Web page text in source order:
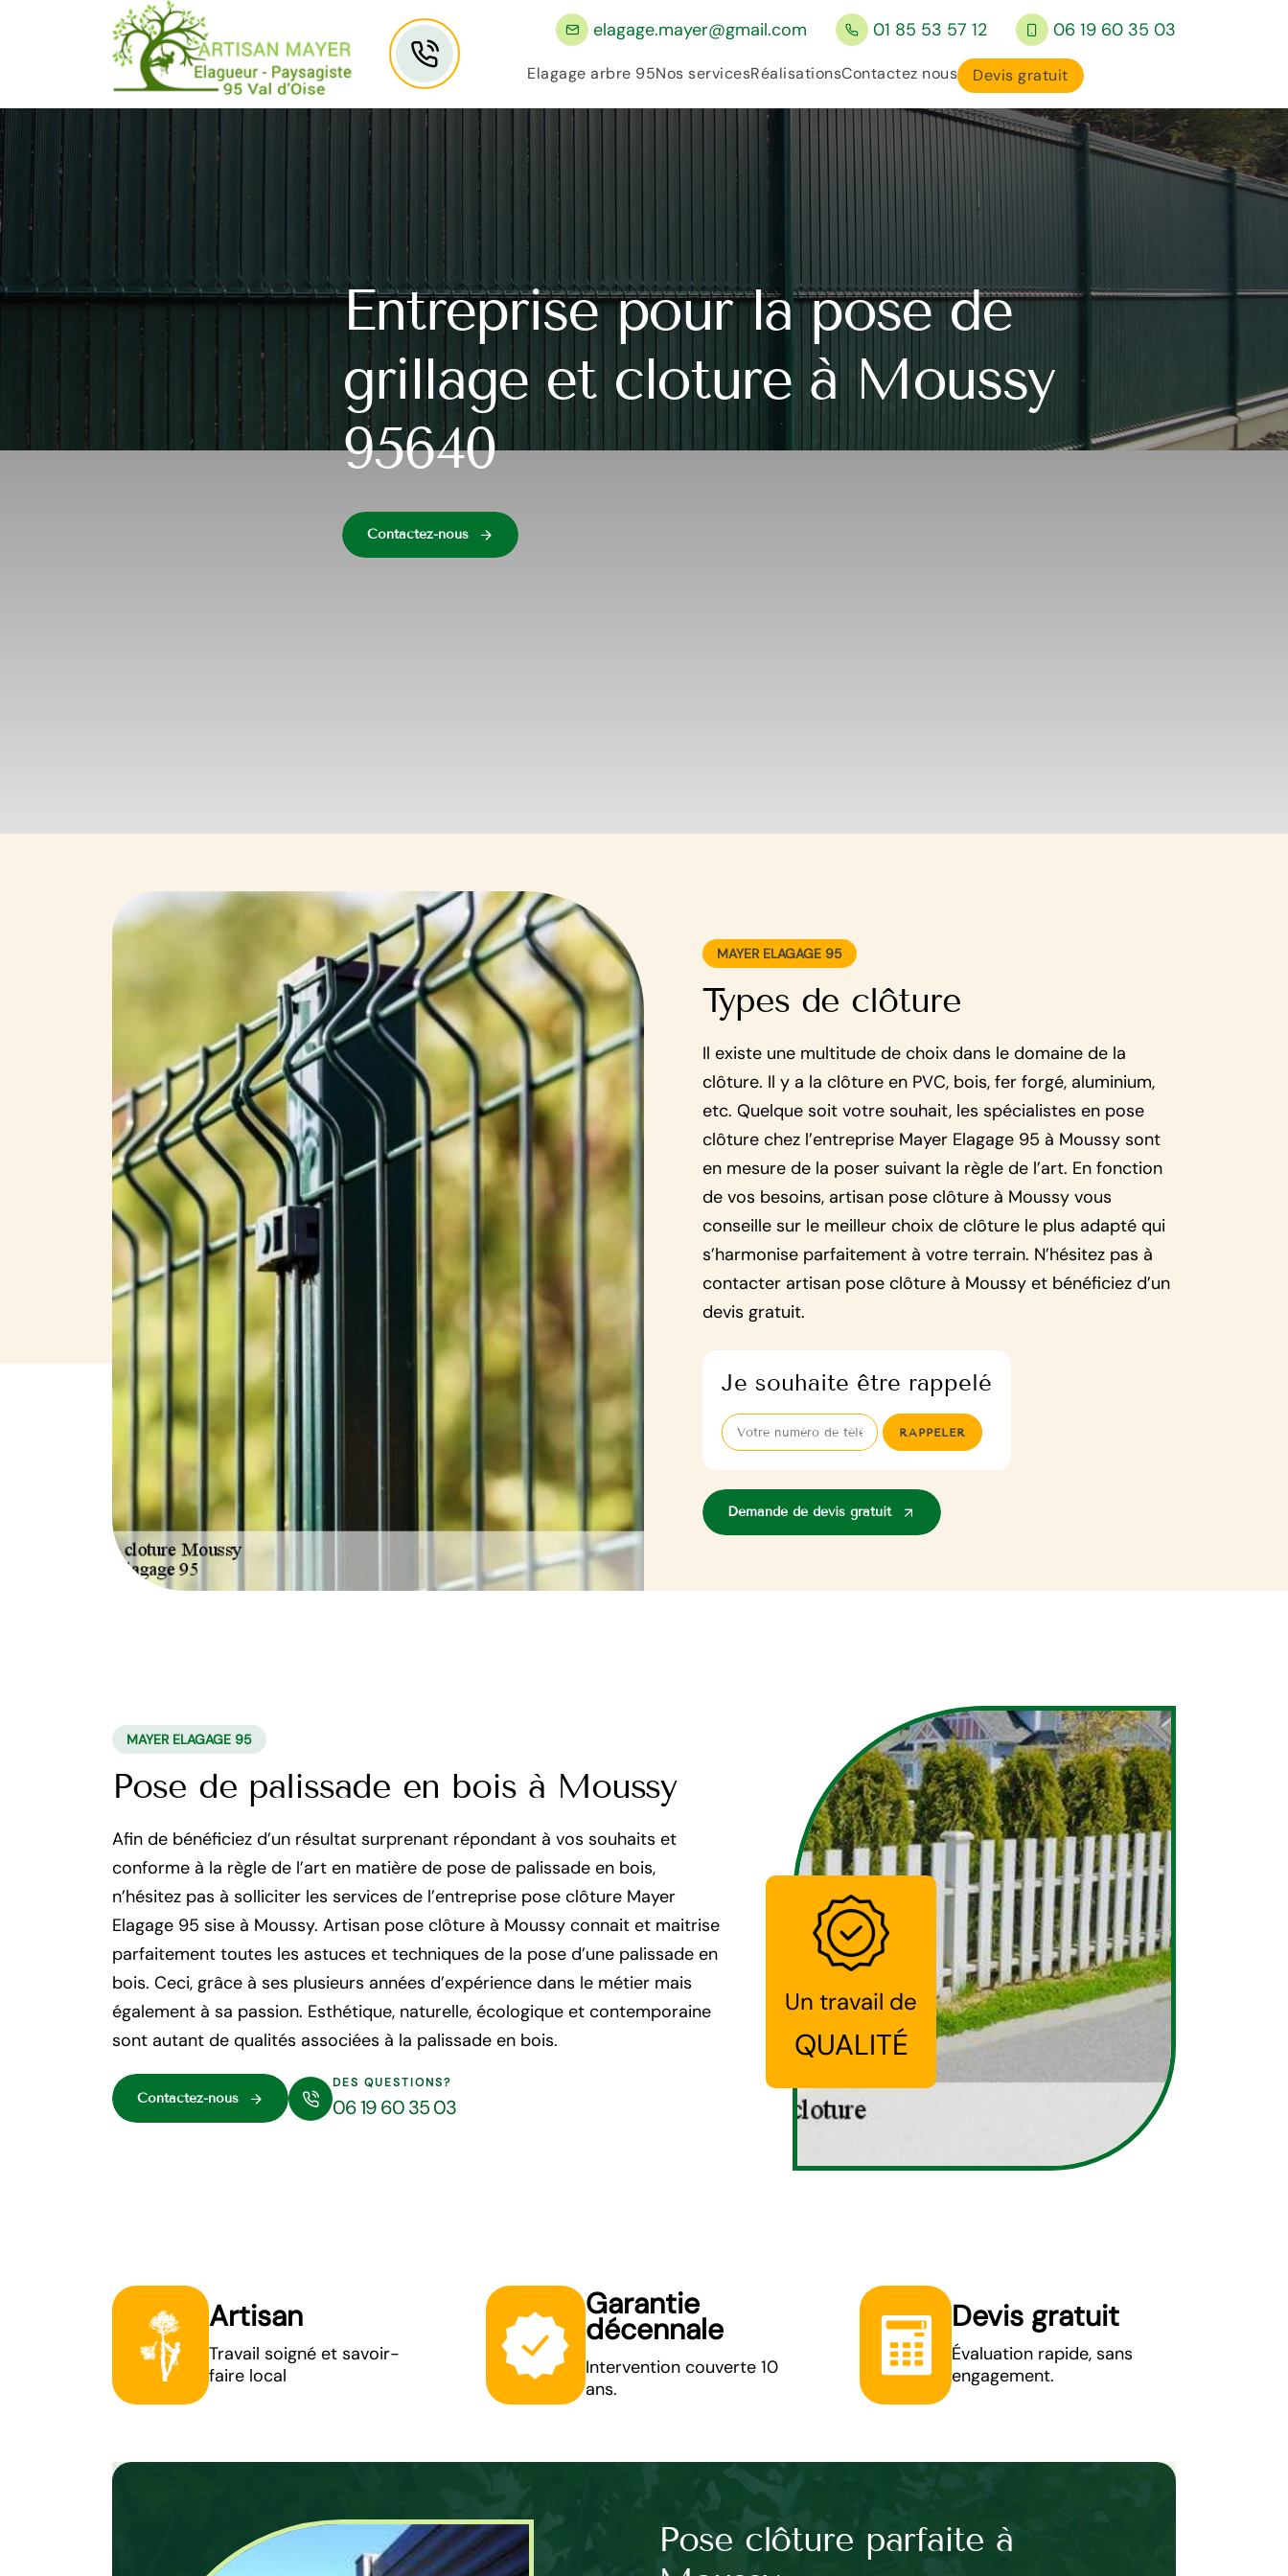
elagage.mayer@gmail.com 01 85 53 57 12 06 19 60 35 03
Elagage arbre 95Nos servicesRéalisationsContactez nous Devis gratuit
Entreprise pour la pose de
grillage et cloture à Moussy
95640
Contactez-nous
MAYER ELAGAGE 95
Types de clôture
Il existe une multitude de choix dans le domaine de la
clôture. Il y a la clôture en PVC, bois, fer forgé, aluminium,
etc. Quelque soit votre souhait, les spécialistes en pose
clôture chez l’entreprise Mayer Elagage 95 à Moussy sont
en mesure de la poser suivant la règle de l’art. En fonction
de vos besoins, artisan pose clôture à Moussy vous
conseille sur le meilleur choix de clôture le plus adapté qui
s’harmonise parfaitement à votre terrain. N’hésitez pas à
contacter artisan pose clôture à Moussy et bénéficiez d’un
devis gratuit.
Je souhaite être rappelé
Demande de devis gratuit
MAYER ELAGAGE 95
Pose de palissade en bois à Moussy
Afin de bénéficiez d’un résultat surprenant répondant à vos souhaits et
conforme à la règle de l’art en matière de pose de palissade en bois,
n’hésitez pas à solliciter les services de l’entreprise pose clôture Mayer
Elagage 95 sise à Moussy. Artisan pose clôture à Moussy connait et maitrise
parfaitement toutes les astuces et techniques de la pose d’une palissade en
bois. Ceci, grâce à ses plusieurs années d’expérience dans le métier mais
également à sa passion. Esthétique, naturelle, écologique et contemporaine
sont autant de qualités associées à la palissade en bois.
Contactez-nous
DES QUESTIONS?
06 19 60 35 03
Un travail de
QUALITÉ
Artisan
Travail soigné et savoir-
faire local
Garantie
décennale
Intervention couverte 10
ans.
Devis gratuit
Évaluation rapide, sans
engagement.
Pose de palissade en
Pose clôture parfaite à